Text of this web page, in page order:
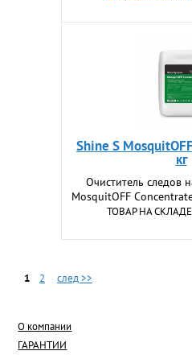
Shine S
кг
Очиститель следов
MosquitOFF
ТОВАР НА
1 2 след >>
О компании
ГАРАНТИИ